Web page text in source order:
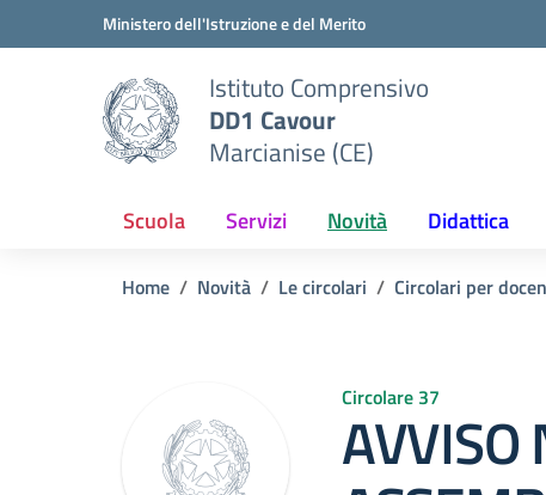
Vai ai contenuti
Vai al menu di navigazioneMinistero dell'Istruzione e del Merito
Istituto Comprensivo
DD1 Cavour
Marcianise (CE)
Scuola Servizi Novità Didattica
Home Novità Le circolari Circolari per
Circolare 37
AVVISO